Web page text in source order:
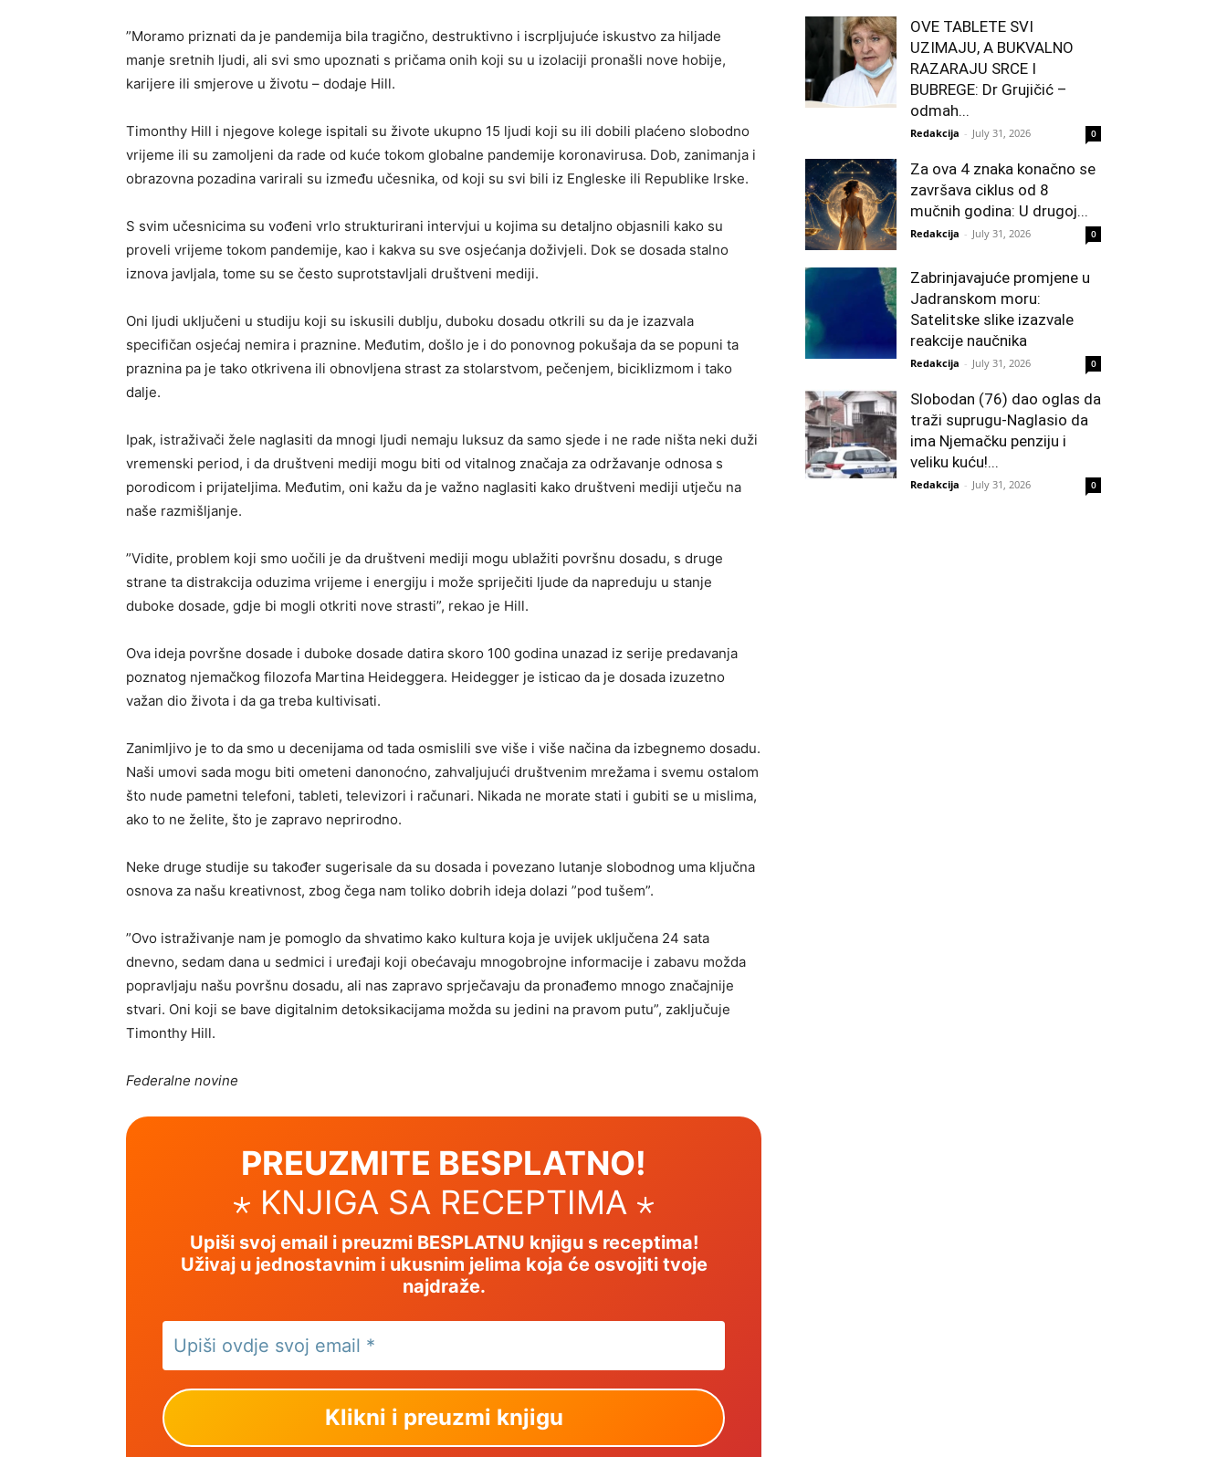
”Moramo priznati da je pandemija bila tragično, destruktivno i iscrpljujuće iskustvo za hiljade
manje sretnih ljudi, ali svi smo upoznati s pričama onih koji su u izolaciji pronašli nove hobije,
karijere ili smjerove u životu – dodaje Hill.
Timonthy Hill i njegove kolege ispitali su živote ukupno 15 ljudi koji su ili dobili plaćeno slobodno
vrijeme ili su zamoljeni da rade od kuće tokom globalne pandemije koronavirusa. Dob, zanimanja i
obrazovna pozadina varirali su između učesnika, od koji su svi bili iz Engleske ili Republike Irske.
S svim učesnicima su vođeni vrlo strukturirani intervjui u kojima su detaljno objasnili kako su
proveli vrijeme tokom pandemije, kao i kakva su sve osjećanja doživjeli. Dok se dosada stalno
iznova javljala, tome su se često suprotstavljali društveni mediji.
Oni ljudi uključeni u studiju koji su iskusili dublju, duboku dosadu otkrili su da je izazvala
specifičan osjećaj nemira i praznine. Međutim, došlo je i do ponovnog pokušaja da se popuni ta
praznina pa je tako otkrivena ili obnovljena strast za stolarstvom, pečenjem, biciklizmom i tako
dalje.
Ipak, istraživači žele naglasiti da mnogi ljudi nemaju luksuz da samo sjede i ne rade ništa neki duži
vremenski period, i da društveni mediji mogu biti od vitalnog značaja za održavanje odnosa s
porodicom i prijateljima. Međutim, oni kažu da je važno naglasiti kako društveni mediji utječu na
naše razmišljanje.
”Vidite, problem koji smo uočili je da društveni mediji mogu ublažiti površnu dosadu, s druge
strane ta distrakcija oduzima vrijeme i energiju i može spriječiti ljude da napreduju u stanje
duboke dosade, gdje bi mogli otkriti nove strasti”, rekao je Hill.
Ova ideja površne dosade i duboke dosade datira skoro 100 godina unazad iz serije predavanja
poznatog njemačkog filozofa Martina Heideggera. Heidegger je isticao da je dosada izuzetno
važan dio života i da ga treba kultivisati.
Zanimljivo je to da smo u decenijama od tada osmislili sve više i više načina da izbegnemo dosadu.
Naši umovi sada mogu biti ometeni danonoćno, zahvaljujući društvenim mrežama i svemu ostalom
što nude pametni telefoni, tableti, televizori i računari. Nikada ne morate stati i gubiti se u mislima,
ako to ne želite, što je zapravo neprirodno.
Neke druge studije su također sugerisale da su dosada i povezano lutanje slobodnog uma ključna
osnova za našu kreativnost, zbog čega nam toliko dobrih ideja dolazi ”pod tušem”.
”Ovo istraživanje nam je pomoglo da shvatimo kako kultura koja je uvijek uključena 24 sata
dnevno, sedam dana u sedmici i uređaji koji obećavaju mnogobrojne informacije i zabavu možda
popravljaju našu površnu dosadu, ali nas zapravo sprječavaju da pronađemo mnogo značajnije
stvari. Oni koji se bave digitalnim detoksikacijama možda su jedini na pravom putu”, zaključuje
Timonthy Hill.
Federalne novine
PREUZMITE BESPLATNO!
⋆ KNJIGA SA RECEPTIMA ⋆
Upiši svoj email i preuzmi BESPLATNU knjigu s receptima!
Uživaj u jednostavnim i ukusnim jelima koja će osvojiti tvoje
najdraže.
OVE TABLETE SVI
UZIMAJU, A BUKVALNO
RAZARAJU SRCE I
BUBREGE: Dr Grujičić –
odmah...
Redakcija - July 31, 2026 0
Za ova 4 znaka konačno se
završava ciklus od 8
mučnih godina: U drugoj...
Redakcija - July 31, 2026 0
Zabrinjavajuće promjene u
Jadranskom moru:
Satelitske slike izazvale
reakcije naučnika
Redakcija - July 31, 2026 0
Slobodan (76) dao oglas da
traži suprugu-Naglasio da
ima Njemačku penziju i
veliku kuću!...
Redakcija - July 31, 2026 0